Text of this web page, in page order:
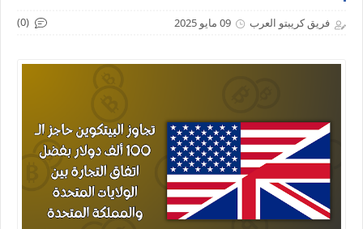
فريق كريبتو العرب 09 مايو 2025 (0)